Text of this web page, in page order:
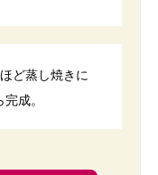
ど蒸し焼きに
成。